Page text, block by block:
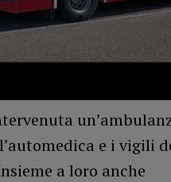
e i vigili
a loro anche